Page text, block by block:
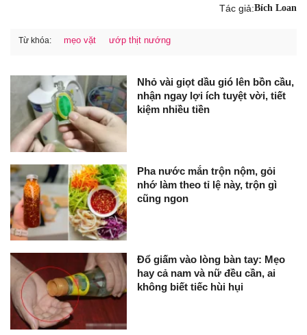
Tác giả:Bích Loan
Từ khóa: mẹo vặt ướp thịt nướng
Nhỏ vài giọt dầu gió lên bồn cầu,
nhận ngay lợi ích tuyệt vời, tiết
kiệm nhiều tiền
Pha nước mắn trộn nộm, gỏi
nhớ làm theo tỉ lệ này, trộn gì
cũng ngon
Đổ giấm vào lòng bàn tay: Mẹo
hay cả nam và nữ đều cần, ai
không biết tiếc hùi hụi